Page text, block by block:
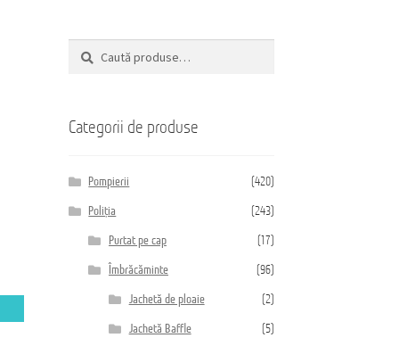
Caută
după:
Caută
Categorii de produse
Pompierii (420)
Poliția (243)
Purtat pe cap (17)
Îmbrăcăminte (96)
Jachetă de ploaie (2)
Jachetă Baffle (5)